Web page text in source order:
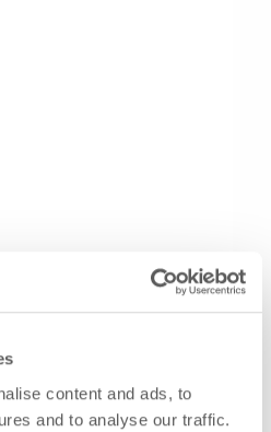
content and ads, to
and to analyse our traffic.